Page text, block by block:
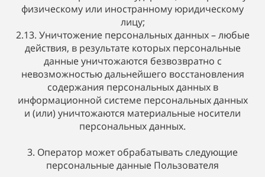
физическому или иностранному юридическому
лицу;
2.13. Уничтожение персональных данных – любые
действия, в результате которых персональные
данные уничтожаются безвозвратно с
невозможностью дальнейшего восстановления
содержания персональных данных в
информационной системе персональных данных
и (или) уничтожаются материальные носители
персональных данных.
3. Оператор может обрабатывать следующие
персональные данные Пользователя